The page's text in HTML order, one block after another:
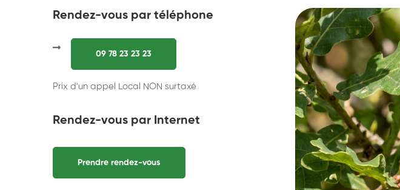
Rendez-vous par téléphone
09 78 23 23 23
Prix d'un appel Local NON surtaxé
Rendez-vous par Internet
Prendre rendez-vous